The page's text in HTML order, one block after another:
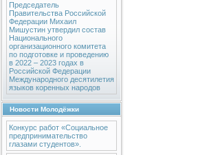
Председатель
Правительства Российской
Федерации Михаил
Мишустин утвердил состав
Национального
организационного комитета
по подготовке и проведению
в 2022 – 2023 годах в
Российской Федерации
Международного десятилетия
языков коренных народов
Новости Молодёжки
Конкурс работ «Социальное
предпринимательство
глазами студентов».